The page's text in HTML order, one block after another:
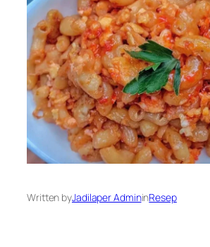
Written byJadilaper AdmininResep